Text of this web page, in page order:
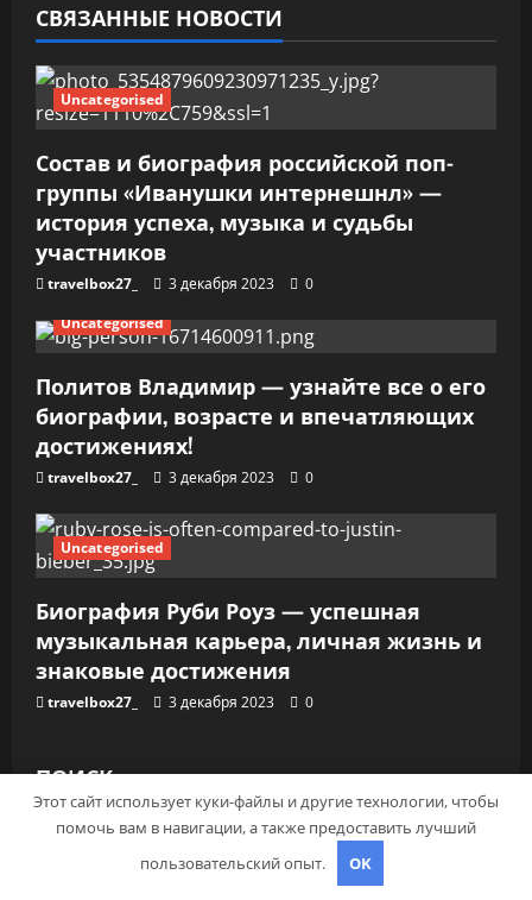
з
а
п
и
с
я
м
СВЯЗАННЫЕ НОВОСТИ
Uncategorised
Состав и биография российской поп-
группы «Иванушки интернешнл» —
история успеха, музыка и судьбы
участников
travelbox27_ 3 декабря 2023
0
Uncategorised
Политов Владимир — узнайте все о его
биографии, возрасте и впечатляющих
достижениях!
travelbox27_ 3 декабря 2023 0
Uncategorised
Биография Руби Роуз — успешная
музыкальная карьера, личная жизнь и
знаковые достижения
travelbox27_ 3 декабря 2023 0
ПОИСК
Этот сайт использует куки-файлы и другие технологии, чтобы
помочь вам в навигации, а также предоставить лучший
пользовательский опыт.
OK